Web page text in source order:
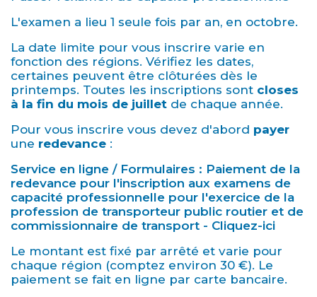
L'examen a lieu 1 seule fois par an, en octobre.
La date limite pour vous inscrire varie en
fonction des régions. Vérifiez les dates,
certaines peuvent être clôturées dès le
printemps. Toutes les inscriptions sont closes
à la fin du mois de juillet de chaque année.
Pour vous inscrire vous devez d'abord payer
une redevance :
Service en ligne / Formulaires : Paiement de la
redevance pour l'inscription aux examens de
capacité professionnelle pour l'exercice de la
profession de transporteur public routier et de
commissionnaire de transport - Cliquez-ici
Le montant est fixé par arrêté et varie pour
chaque région (comptez environ 30 €). Le
paiement se fait en ligne par carte bancaire.